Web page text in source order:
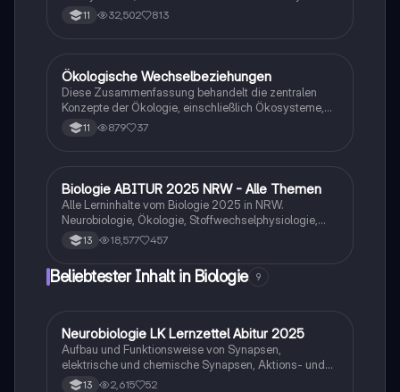
Nährstoffkreisläufe und Populationsökologie. Diese
umfassende Zusammenfassung behandelt wichtige
Biologie und Umweltwissenschaften.
11 32,502 813
Biologie
Ökologische Wechselbeziehungen
Diese Zusammenfassung behandelt die zentralen
Konzepte der Ökologie, einschließlich Ökosysteme,
Umweltfaktoren, Toleranzkurven und
Nahrungsbeziehungen. Ideal für die Vorbereitung auf
Bedeutung von Wechselbeziehungen in der Natur.
11 879 37
Biologie
Biologie ABITUR 2025 NRW - Alle Themen
Alle Lerninhalte vom Biologie 2025 in NRW.
Neurobiologie, Ökologie, Stoffwechselphysiologie,
Genetik & Evolution.
13 18,577 457
Beliebtester Inhalt in Biologie 9
Biologie
Neurobiologie LK Lernzettel Abitur 2025
Aufbau und Funktionsweise von Synapsen,
elektrische und chemische Synapsen, Aktions- und
Ruhepotential
13 2,615 52